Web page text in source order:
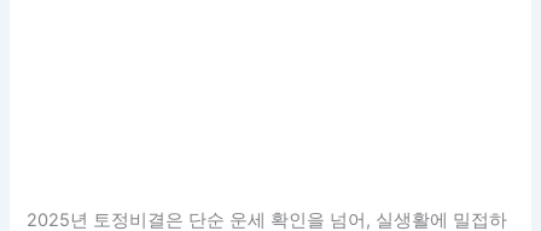
2025년 토정비결은 단순 운세 확인을 넘어, 실생활에 밀접하